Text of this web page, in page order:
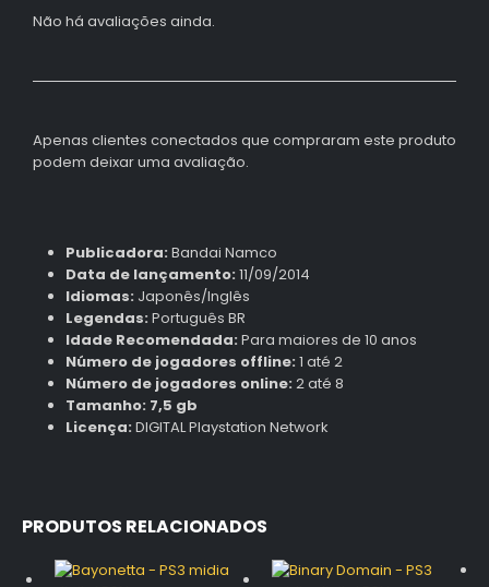
Não há avaliações ainda.
Apenas clientes conectados que compraram este produto
podem deixar uma avaliação.
Publicadora: Bandai Namco
Data de lançamento: 11/09/2014
Idiomas: Japonês/Inglês
Legendas: Português BR
Idade Recomendada: Para maiores de 10 anos
Número de jogadores offline: 1 até 2
Número de jogadores online: 2 até 8
Tamanho: 7,5 gb
Licença: DIGITAL Playstation Network
PRODUTOS RELACIONADOS